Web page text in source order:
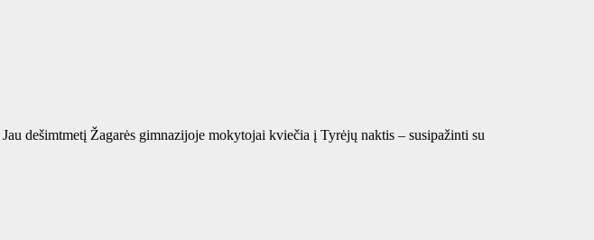
dešimtmetį Žagarės gimnazijoje mokytojai kviečia į Tyrėjų naktis – susipažinti su